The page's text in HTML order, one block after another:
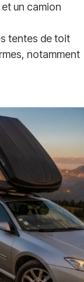
un camion
tentes de toit
notamment